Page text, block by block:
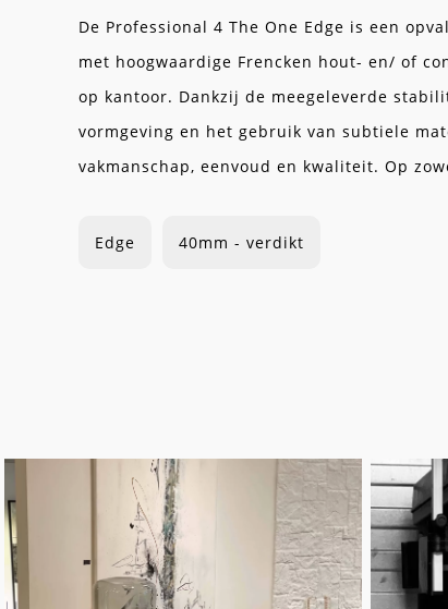
De Professional 4 The One Edge is een
met hoogwaardige Frencken hout- en/ of
op kantoor. Dankzij de meegeleverde
vormgeving en het gebruik van subtiele
vakmanschap, eenvoud en kwaliteit. Op
Edge 40mm - verdikt